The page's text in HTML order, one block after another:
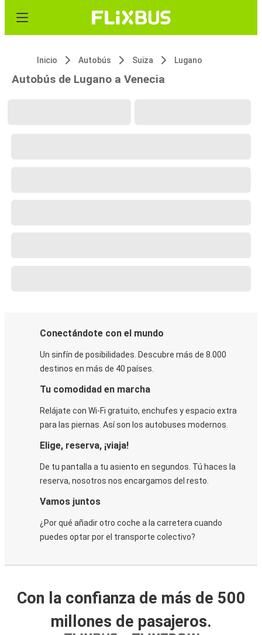
Inicio Autobús Suiza Lugano
Autobús de Lugano a Venecia
Conectándote con el mundo
Un sinfín de posibilidades. Descubre más de 8.000
destinos en más de 40 países.
Tu comodidad en marcha
Relájate con Wi-Fi gratuito, enchufes y espacio extra
para las piernas. Así son los autobuses modernos.
Elige, reserva, ¡viaja!
De tu pantalla a tu asiento en segundos. Tú haces la
reserva, nosotros nos encargamos del resto.
Vamos juntos
¿Por qué añadir otro coche a la carretera cuando
puedes optar por el transporte colectivo?
Con la confianza de más de 500
millones de pasajeros.